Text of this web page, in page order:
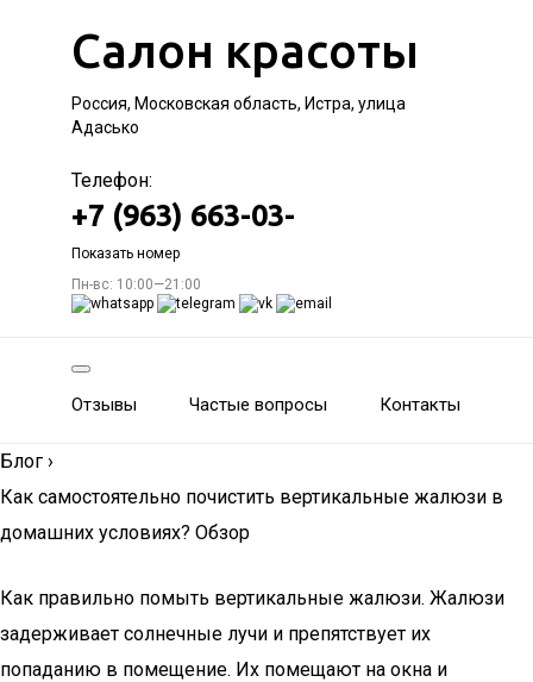
Салон красоты
Россия, Московская область, Истра, улица
Адасько
Телефон:
+7 (963) 663-03-
Показать номер
Пн-вс: 10:00—21:00
Отзывы Частые вопросы Контакты
Блог ›
Как самостоятельно почистить вертикальные жалюзи в
домашних условиях? Обзор
Как правильно помыть вертикальные жалюзи. Жалюзи
задерживает солнечные лучи и препятствует их
попаданию в помещение. Их помещают на окна и